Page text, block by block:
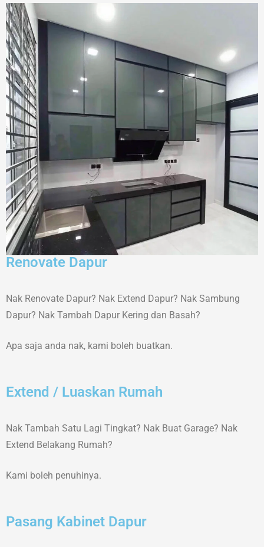
Renovate Dapur
Nak Renovate Dapur? Nak Extend Dapur? Nak Sambung
Dapur? Nak Tambah Dapur Kering dan Basah?
Apa saja anda nak, kami boleh buatkan.
Extend / Luaskan Rumah
Nak Tambah Satu Lagi Tingkat? Nak Buat Garage? Nak
Extend Belakang Rumah?
Kami boleh penuhinya.
Pasang Kabinet Dapur